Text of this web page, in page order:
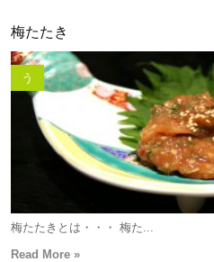
梅たたき
う
梅たたきとは・・・ 梅た...
Read More »